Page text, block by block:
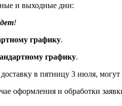
и выходные дни:
!
графику.
графику.
в пятницу 3 июля,
оформления и обработки